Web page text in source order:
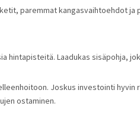
paremmat kangasvaihtoehdot
hintapisteitä. Laadukas sisäpohja,
Joskus investointi
ostaminen.